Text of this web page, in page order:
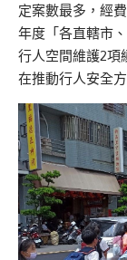
定案數最多，經
年度「各直轄市
行人空間維護2項
在推動行人安全